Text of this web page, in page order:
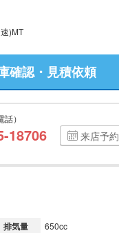
)MT
確認・見積依頼
）
18706 来店予約
排気量 650cc